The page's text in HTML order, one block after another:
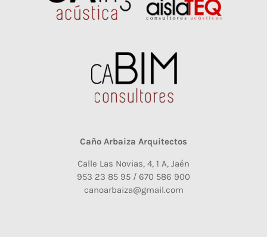
Caño Arbaiza Arquitectos
Calle Las Novias, 4, 1 A, Jaén
953 23 85 95 / 670 586 900
canoarbaiza@gmail.com